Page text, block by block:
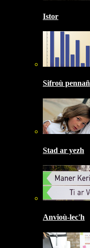
Istor
Sifroù pennañ
Stad ar yezh
Anvioù-lec'h